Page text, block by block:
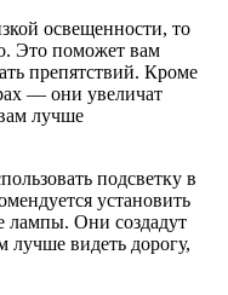
освещенности, то
Это поможет вам
препятствий. Кроме
— они увеличат
лучше
подсветку в
установить
лампы. Они создадут
лучше видеть дорогу,